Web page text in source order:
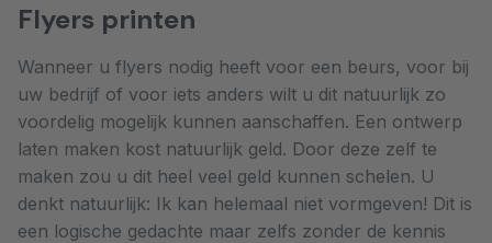
Flyers printen
Wanneer u flyers nodig heeft voor een beurs, voor bij
uw bedrijf of voor iets anders wilt u dit natuurlijk zo
voordelig mogelijk kunnen aanschaffen. Een ontwerp
laten maken kost natuurlijk geld. Door deze zelf te
maken zou u dit heel veel geld kunnen schelen. U
denkt natuurlijk: Ik kan helemaal niet vormgeven! Dit is
een logische gedachte maar zelfs zonder de kennis